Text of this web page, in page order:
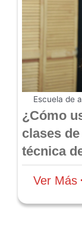
Escuela de
¿Cómo
clases
técnica
Ver Más